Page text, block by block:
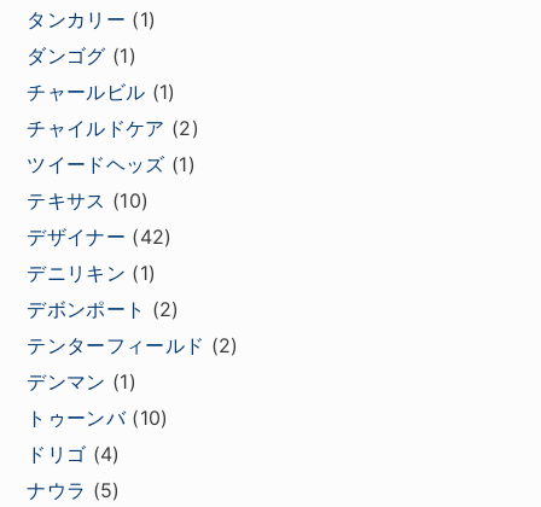
タンカリー (1)
ダンゴグ (1)
チャールビル (1)
チャイルドケア (2)
ツイードヘッズ (1)
テキサス (10)
デザイナー (42)
デニリキン (1)
デボンポート (2)
テンターフィールド (2)
デンマン (1)
トゥーンバ(10)
ドリゴ (4)
ナウラ (5)